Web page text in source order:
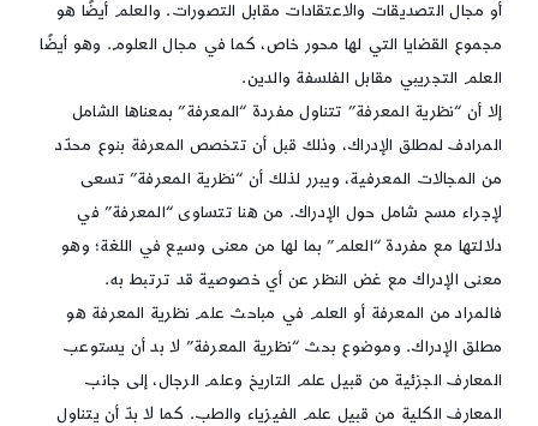
أو مجال التصديقات والاعتقادات مقابل التصورات. والعلم أيضًا هو
مجموع القضايا التي لها محور خاص، كما في مجال العلوم. وهو أيضًا
العلم التجريبي مقابل الفلسفة والدين.
إلا أن “نظرية المعرفة” تتناول مفردة “المعرفة” بمعناها الشامل
المرادف لمطلق الإدراك، وذلك قبل أن تتخصص المعرفة بنوع محدّد
من المجالات المعرفية، ويبرر لذلك أن “نظرية المعرفة” تسعى
لإجراء مسح شامل حول الإدراك. من هنا تتساوى “المعرفة” في
دلالتها مع مفردة “العلم” بما لها من معنى وسيع في اللغة؛ وهو
معنى الإدراك مع غض النظر عن أي خصوصية قد ترتبط به.
فالمراد من المعرفة أو العلم في مباحث علم نظرية المعرفة هو
مطلق الإدراك. وموضوع بحث “نظرية المعرفة” لا بد أن يستوعب
المعارف الجزئية من قبيل علم التاريخ وعلم الرجال، إلى جانب
المعارف الكلية من قبيل علم الفيزياء والطب. كما لا بدّ أن يتناول